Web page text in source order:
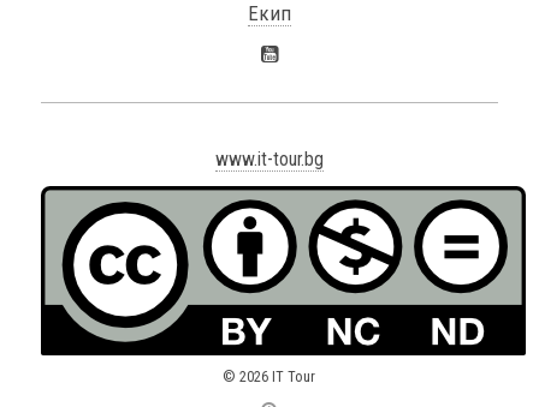
Екип
www.it-tour.bg
© 2026 IT Tour